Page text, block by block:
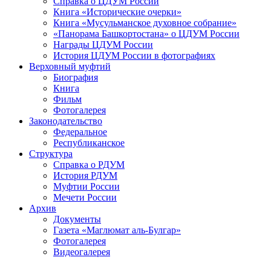
Книга «Исторические очерки»
Книга «Мусульманское духовное собрание»
«Панорама Башкортостана» о ЦДУМ России
Награды ЦДУМ России
История ЦДУМ России в фотографиях
Верховный муфтий
Биография
Книга
Фильм
Фотогалерея
Законодательство
Федеральное
Республиканское
Структура
Справка о РДУМ
История РДУМ
Муфтии России
Мечети России
Архив
Документы
Газета «Маглюмат аль-Булгар»
Фотогалерея
Видеогалерея